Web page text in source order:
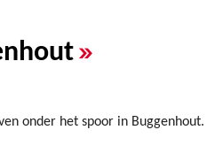
»
onder het spoor in Buggenhout.